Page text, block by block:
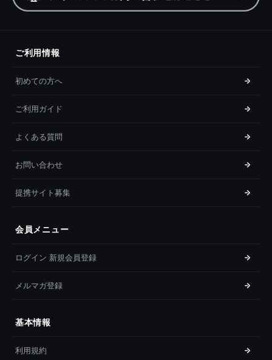
ご利用情報
初めての方へ
ご利用ガイド
よくある質問
お問い合わせ
提携サイト募集
会員メニュー
ログイン 新規会員登録
メルマガ登録
基本情報
利用規約